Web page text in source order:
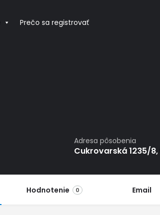
Prečo sa registrovať
Adresa pôsobenia
Cukrovarská 1235/
Hodnotenie 0 Email